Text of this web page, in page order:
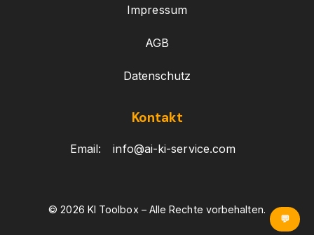
Impressum
AGB
Datenschutz
Kontakt
Email: info@ai-ki-service.com
© 2026 KI Toolbox – Alle Rechte vorbehalten.
💬